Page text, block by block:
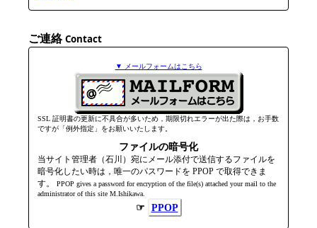
ご連絡Contact
▼ メールフォームはこちら
SSL 証明書の更新に不具合が多いため，期限切れエラーが出た際は，お手数
ですが「例外指定」をお願いいたします。
ファイルの暗号化
当サイト管理者（石川）宛にメール添付で送信するファイルを
暗号化したい時は，唯一のパスワードを PPOP で取得できま
す。
PPOP gives a password for encryption of the file(s) attached your mail to the
admini­strator of this site M.Ishikawa.
☞ PPOP